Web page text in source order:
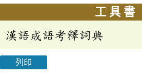
工 具 書
漢語成語考釋詞典
列印